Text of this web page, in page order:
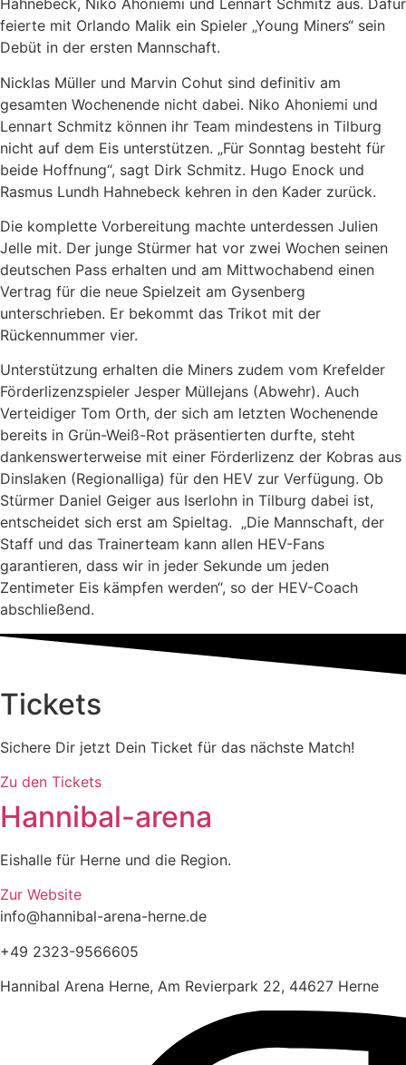
Hahnebeck, Niko Ahoniemi und Lennart Schmitz aus. Dafür
feierte mit Orlando Malik ein Spieler „Young Miners“ sein
Debüt in der ersten Mannschaft.
Nicklas Müller und Marvin Cohut sind definitiv am
gesamten Wochenende nicht dabei. Niko Ahoniemi und
Lennart Schmitz können ihr Team mindestens in Tilburg
nicht auf dem Eis unterstützen. „Für Sonntag besteht für
beide Hoffnung“, sagt Dirk Schmitz. Hugo Enock und
Rasmus Lundh Hahnebeck kehren in den Kader zurück.
Die komplette Vorbereitung machte unterdessen Julien
Jelle mit. Der junge Stürmer hat vor zwei Wochen seinen
deutschen Pass erhalten und am Mittwochabend einen
Vertrag für die neue Spielzeit am Gysenberg
unterschrieben. Er bekommt das Trikot mit der
Rückennummer vier.
Unterstützung erhalten die Miners zudem vom Krefelder
Förderlizenzspieler Jesper Müllejans (Abwehr). Auch
Verteidiger Tom Orth, der sich am letzten Wochenende
bereits in Grün-Weiß-Rot präsentierten durfte, steht
dankenswerterweise mit einer Förderlizenz der Kobras aus
Dinslaken (Regionalliga) für den HEV zur Verfügung. Ob
Stürmer Daniel Geiger aus Iserlohn in Tilburg dabei ist,
entscheidet sich erst am Spieltag. „Die Mannschaft, der
Staff und das Trainerteam kann allen HEV-Fans
garantieren, dass wir in jeder Sekunde um jeden
Zentimeter Eis kämpfen werden“, so der HEV-Coach
abschließend.
Tickets
Sichere Dir jetzt Dein Ticket für das nächste Match!
Zu den Tickets
Hannibal-arena
Eishalle für Herne und die Region.
Zur Website
info@hannibal-arena-herne.de
+49 2323-9566605
Hannibal Arena Herne, Am Revierpark 22, 44627 Herne